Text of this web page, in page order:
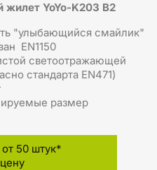
YoYo-K203 B2
"улыбающийся смайлик"
EN1150
светоотражающей
стандарта EN471)
размер
50 штук*